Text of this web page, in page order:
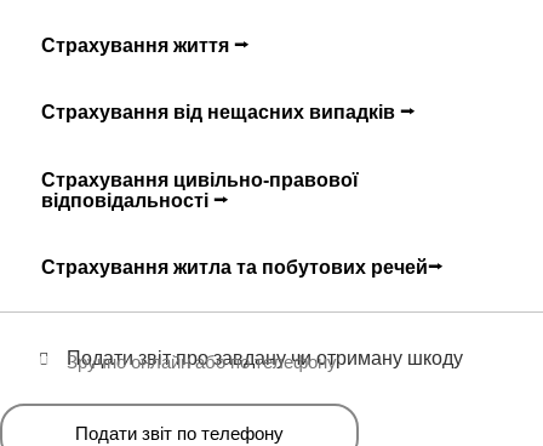
Страхування життя ⭢
Страхування від нещасних випадків ⭢
Страхування цивільно-правової
відповідальності ⭢
Страхування житла та побутових речей⭢
Подати звіт про завдану чи отриману шкоду
Зручно онлайн або по телефону
Подати звіт по телефону